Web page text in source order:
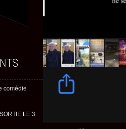
comédie
LE 3